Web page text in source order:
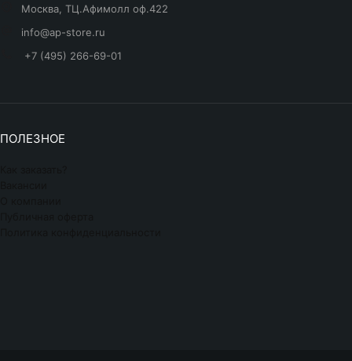
Москва, ТЦ.Афимолл оф.422
info@ap-store.ru
+7 (495) 266-69-01
ПОЛЕЗНОЕ